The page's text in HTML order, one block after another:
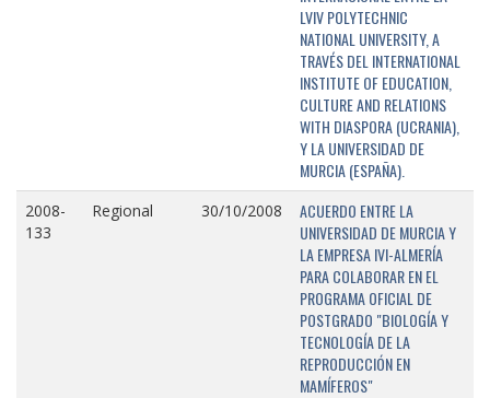
LVIV POLYTECHNIC
NATIONAL UNIVERSITY, A
TRAVÉS DEL INTERNATIONAL
INSTITUTE OF EDUCATION,
CULTURE AND RELATIONS
WITH DIASPORA (UCRANIA),
Y LA UNIVERSIDAD DE
MURCIA (ESPAÑA).
2008-
133
Regional 30/10/2008
ACUERDO ENTRE LA
UNIVERSIDAD DE MURCIA Y
LA EMPRESA IVI-ALMERÍA
PARA COLABORAR EN EL
PROGRAMA OFICIAL DE
POSTGRADO "BIOLOGÍA Y
TECNOLOGÍA DE LA
REPRODUCCIÓN EN
MAMÍFEROS"